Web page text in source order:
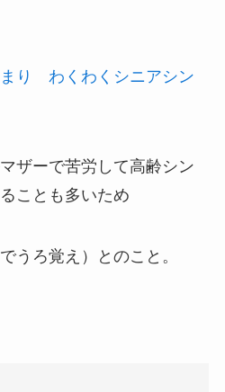
り わくわくシニアシン
ザーで苦労して高齢シン
ことも多いため
うろ覚え）とのこと。